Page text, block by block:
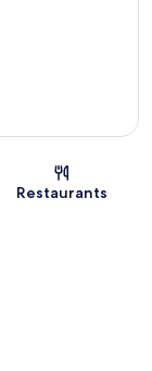
Restaurants